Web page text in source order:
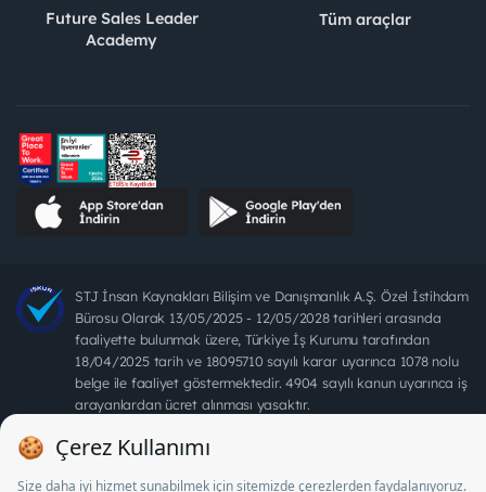
Future Sales Leader
Academy
Tüm araçlar
STJ İnsan Kaynakları Bilişim ve Danışmanlık A.Ş. Özel İstihdam
Bürosu Olarak 13/05/2025 - 12/05/2028 tarihleri arasında
faaliyette bulunmak üzere, Türkiye İş Kurumu tarafından
18/04/2025 tarih ve 18095710 sayılı karar uyarınca 1078 nolu
belge ile faaliyet göstermektedir. 4904 sayılı kanun uyarınca iş
arayanlardan ücret alınması yasaktır.